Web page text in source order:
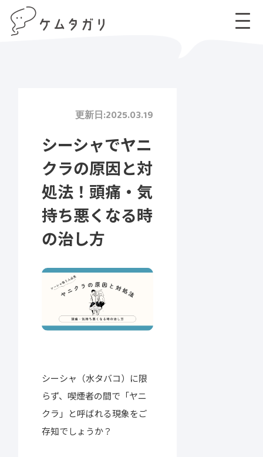
TOP
更新日:2025.03.19
シーシャでヤニ
クラの原因と対
処法！頭痛・気
持ち悪くなる時
の治し方
シーシャ（水タバコ）に限
らず、喫煙者の間で「ヤニ
クラ」と呼ばれる現象をご
存知でしょうか？